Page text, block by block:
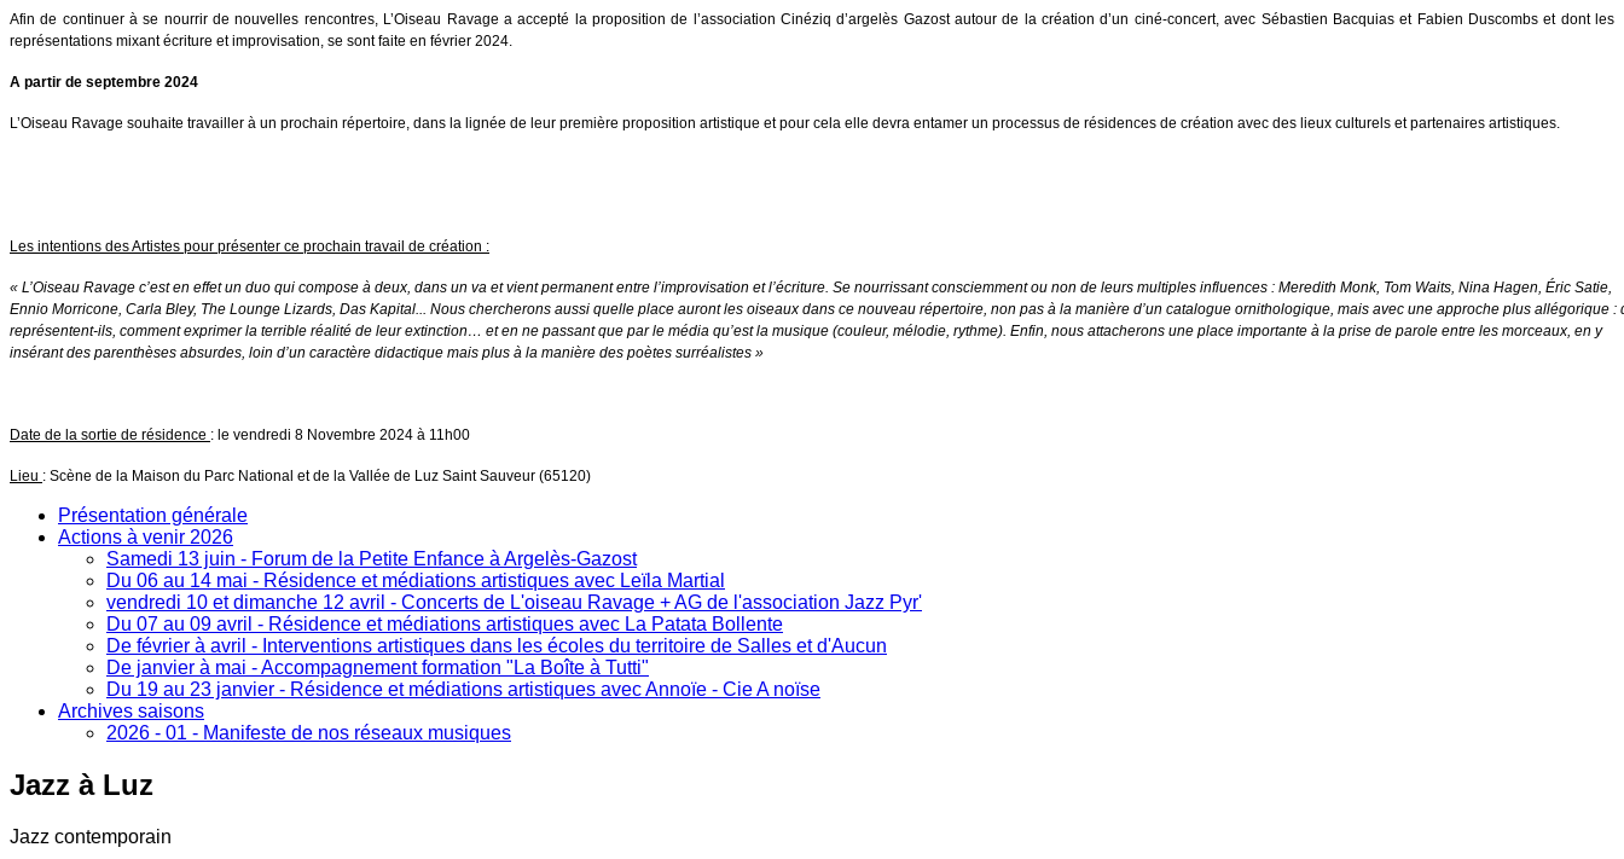
Afin de continuer à se nourrir de nouvelles rencontres, L’Oiseau Ravage a accepté la proposition de l’associationCinéziqd’argelès Gazostautour de la création d’un ciné-concert, avec Sébastien Bacquias et Fabien Duscombs et dont les
représentations mixant écriture et improvisation, se sont faite en février 2024.
A partir de septembre 2024
L’Oiseau Ravage souhaite travailler à un prochain répertoire, dans la lignée de leur première proposition artistique etpour cela elle devra entamer un processus de résidences de création avec des lieux culturels et partenaires artistiques.
Les intentions des Artistes pour présenter ce prochain travail de création :
« L’Oiseau Ravage c’est en effet un duo qui compose à deux, dans un va et vient permanent entre l’improvisation et l’écriture. Se nourrissant consciemment ou non de leurs multiples influences : Meredith Monk, Tom Waits, Nina Hagen, Éric Satie,
Ennio Morricone, Carla Bley, The Lounge Lizards, Das Kapital... Nous chercherons aussi quelle place auront les oiseaux dans ce nouveau répertoire, non pas à la manière d’un catalogue ornithologique, mais avec une approche plus allégorique :
représentent-ils, comment exprimer la terrible réalité de leur extinction… et en ne passant que par le média qu’est la musique (couleur, mélodie, rythme). Enfin, nous attacherons une place importante à la prise de parole entre les morceaux, en y
insérant des parenthèses absurdes, loin d’un caractère didactique mais plus à la manière des poètes surréalistes »
Date de la sortie de résidence : le vendredi 8 Novembre 2024 à 11h00
Lieu : Scène de la Maison du Parc National et de la Vallée de Luz Saint Sauveur (65120)
Présentation générale
Actions à venir 2026
Samedi 13 juin - Forum de la Petite Enfance à Argelès-Gazost
Du 06 au 14 mai - Résidence et médiations artistiques avec Leïla Martial
vendredi 10 et dimanche 12 avril - Concerts de L'oiseau Ravage + AG de l'association Jazz Pyr'
Du 07 au 09 avril - Résidence et médiations artistiques avec La Patata Bollente
De février à avril - Interventions artistiques dans les écoles du territoire de Salles et d'Aucun
De janvier à mai - Accompagnement formation "La Boîte à Tutti"
Du 19 au 23 janvier - Résidence et médiations artistiques avec Annoïe - Cie A noïse
Archives saisons
2026 - 01 - Manifeste de nos réseaux musiques
Jazz à Luz
Jazz contemporain